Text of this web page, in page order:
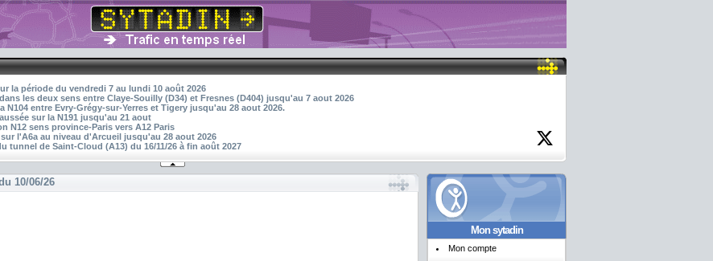
la période du vendredi 7 au lundi 10 août 2026
les deux sens entre Claye-Souilly (D34) et Fresnes (D404) jusqu'au 7 aout 2026
N104 entre Evry-Grégy-sur-Yerres et Tigery jusqu'au 28 aout 2026.
sur la N191 jusqu'au 21 aout
N12 sens province-Paris vers A12 Paris
l'A6a au niveau d'Arcueil jusqu'au 28 aout 2026
tunnel de Saint-Cloud (A13) du 16/11/26 à fin août 2027
Mon sytadin
Mon compte
10/06/26